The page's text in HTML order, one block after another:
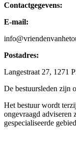
Contactgegevens:
E-mail:
Postadres:
Langestraat 27, 1271
De bestuursleden zijn
Het bestuur wordt
ongevraagd adviseren
gespecialiseerde